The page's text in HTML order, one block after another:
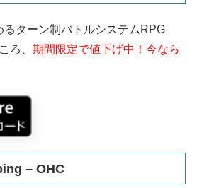
ターン制バトルシステムRPG
ろ、 期間限定で値下げ中！今なら
– OHC